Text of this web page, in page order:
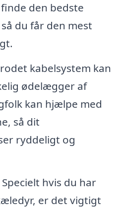
den bedste
du får den mest
kabelsystem kan
ødelægger af
kan hjælpe med
så dit
ryddeligt og
Specielt hvis du har
er det vigtigt